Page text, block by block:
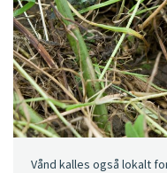
Vånd kalles også lokalt